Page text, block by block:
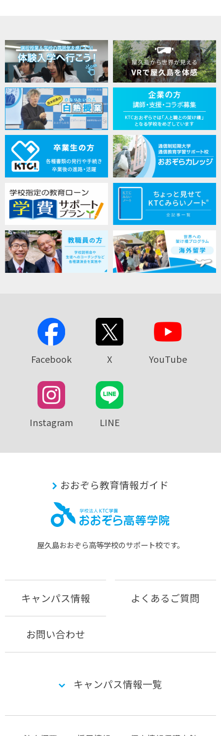
Facebook X YouTube
Instagram LINE
おおぞら教育情報ガイド
屋久島おおぞら⾼等学校のサポート校です。
キャンパス情報 よくあるご質問
お問い合わせ
キャンパス情報一覧